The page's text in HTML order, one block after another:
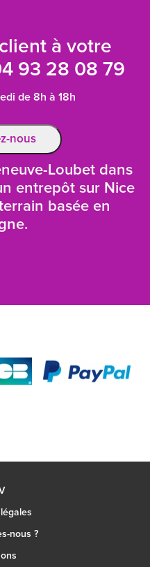
à votre
93 28 08 79
de 8h à 18h
nous
Loubet dans
entrepôt sur Nice
basée en
nous ?